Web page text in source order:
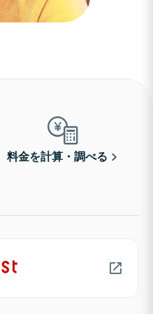
料金を計算・調べる